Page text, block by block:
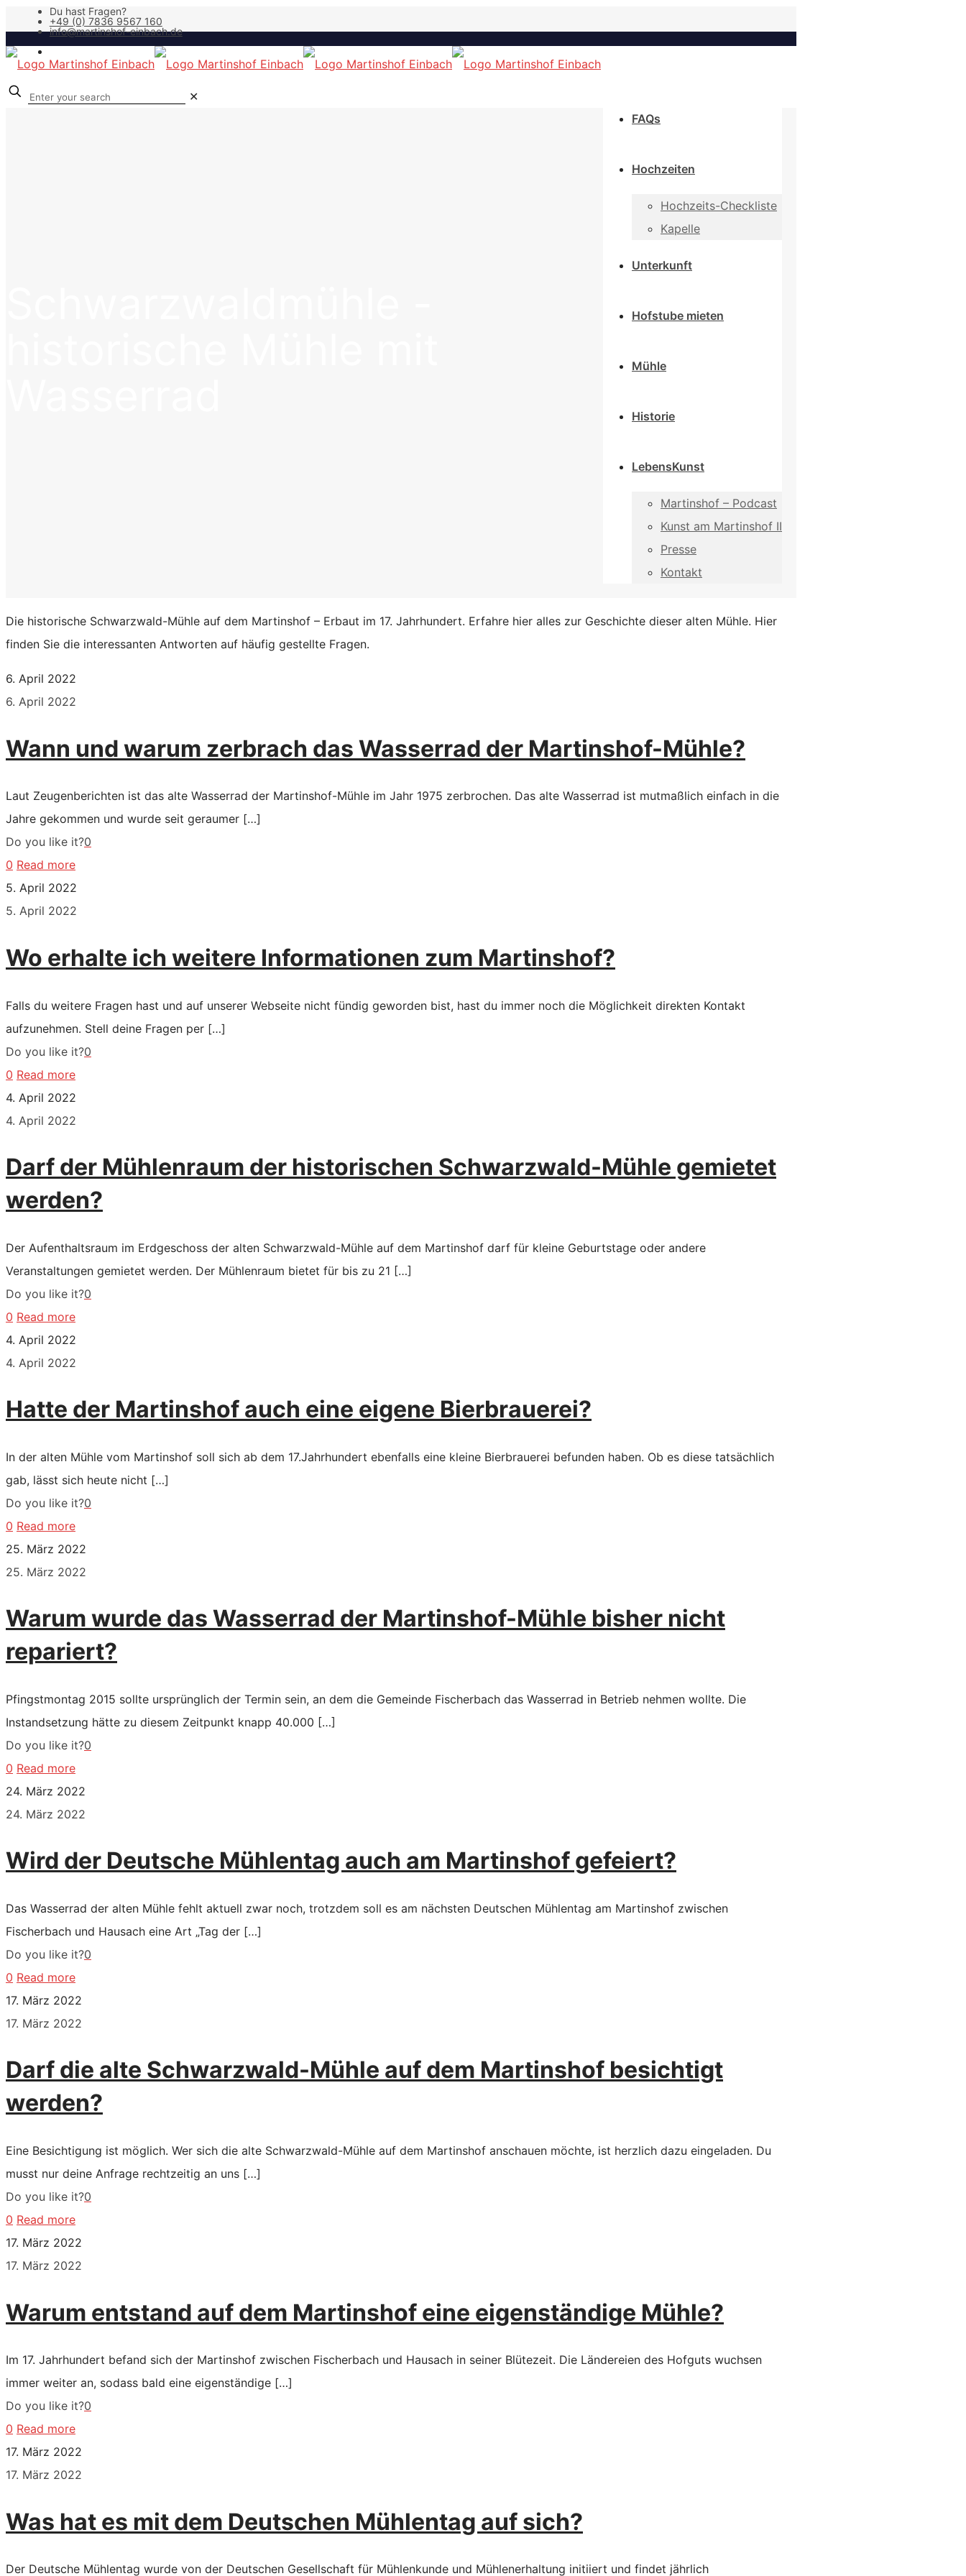
Du hast Fragen?
+49 (0) 7836 9567 160
info@martinshof-einbach.de
FAQs
Hochzeiten
Hochzeits-Checkliste
Kapelle
Unterkunft
Hofstube mieten
Mühle
Historie
LebensKunst
Martinshof – Podcast
Kunst am Martinshof II
Presse
Kontakt
✕
Die historische Schwarzwald-Mühle auf dem Martinshof – Erbaut im 17. Jahrhundert. Erfahre hier alles zur Geschichte dieser alten Mühle. Hier
finden Sie die interessanten Antworten auf häufig gestellte Fragen.
6. April 2022
6. April 2022
Wann und warum zerbrach das Wasserrad der Martinshof-Mühle?
Laut Zeugenberichten ist das alte Wasserrad der Martinshof-Mühle im Jahr 1975 zerbrochen. Das alte Wasserrad ist mutmaßlich einfach in die
Jahre gekommen und wurde seit geraumer […]
Do you like it?0
0 Read more
5. April 2022
5. April 2022
Wo erhalte ich weitere Informationen zum Martinshof?
Falls du weitere Fragen hast und auf unserer Webseite nicht fündig geworden bist, hast du immer noch die Möglichkeit direkten Kontakt
aufzunehmen. Stell deine Fragen per […]
Do you like it?0
0 Read more
4. April 2022
4. April 2022
Darf der Mühlenraum der historischen Schwarzwald-Mühle gemietet
werden?
Der Aufenthaltsraum im Erdgeschoss der alten Schwarzwald-Mühle auf dem Martinshof darf für kleine Geburtstage oder andere
Veranstaltungen gemietet werden. Der Mühlenraum bietet für bis zu 21 […]
Do you like it?0
0 Read more
4. April 2022
4. April 2022
Hatte der Martinshof auch eine eigene Bierbrauerei?
In der alten Mühle vom Martinshof soll sich ab dem 17.Jahrhundert ebenfalls eine kleine Bierbrauerei befunden haben. Ob es diese tatsächlich
gab, lässt sich heute nicht […]
Do you like it?0
0 Read more
25. März 2022
25. März 2022
Warum wurde das Wasserrad der Martinshof-Mühle bisher nicht
repariert?
Pfingstmontag 2015 sollte ursprünglich der Termin sein, an dem die Gemeinde Fischerbach das Wasserrad in Betrieb nehmen wollte. Die
Instandsetzung hätte zu diesem Zeitpunkt knapp 40.000 […]
Do you like it?0
0 Read more
24. März 2022
24. März 2022
Wird der Deutsche Mühlentag auch am Martinshof gefeiert?
Das Wasserrad der alten Mühle fehlt aktuell zwar noch, trotzdem soll es am nächsten Deutschen Mühlentag am Martinshof zwischen
Fischerbach und Hausach eine Art „Tag der […]
Do you like it?0
0 Read more
17. März 2022
17. März 2022
Darf die alte Schwarzwald-Mühle auf dem Martinshof besichtigt
werden?
Eine Besichtigung ist möglich. Wer sich die alte Schwarzwald-Mühle auf dem Martinshof anschauen möchte, ist herzlich dazu eingeladen. Du
musst nur deine Anfrage rechtzeitig an uns […]
Do you like it?0
0 Read more
17. März 2022
17. März 2022
Warum entstand auf dem Martinshof eine eigenständige Mühle?
Im 17. Jahrhundert befand sich der Martinshof zwischen Fischerbach und Hausach in seiner Blütezeit. Die Ländereien des Hofguts wuchsen
immer weiter an, sodass bald eine eigenständige […]
Do you like it?0
0 Read more
17. März 2022
17. März 2022
Was hat es mit dem Deutschen Mühlentag auf sich?
Der Deutsche Mühlentag wurde von der Deutschen Gesellschaft für Mühlenkunde und Mühlenerhaltung initiiert und findet jährlich